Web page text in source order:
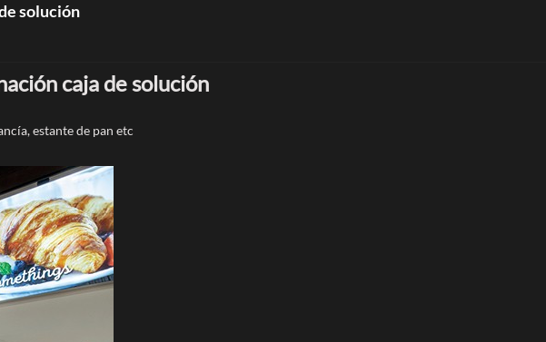
solución
caja de solución
estante de pan etc